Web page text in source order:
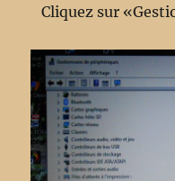
Cliquez sur